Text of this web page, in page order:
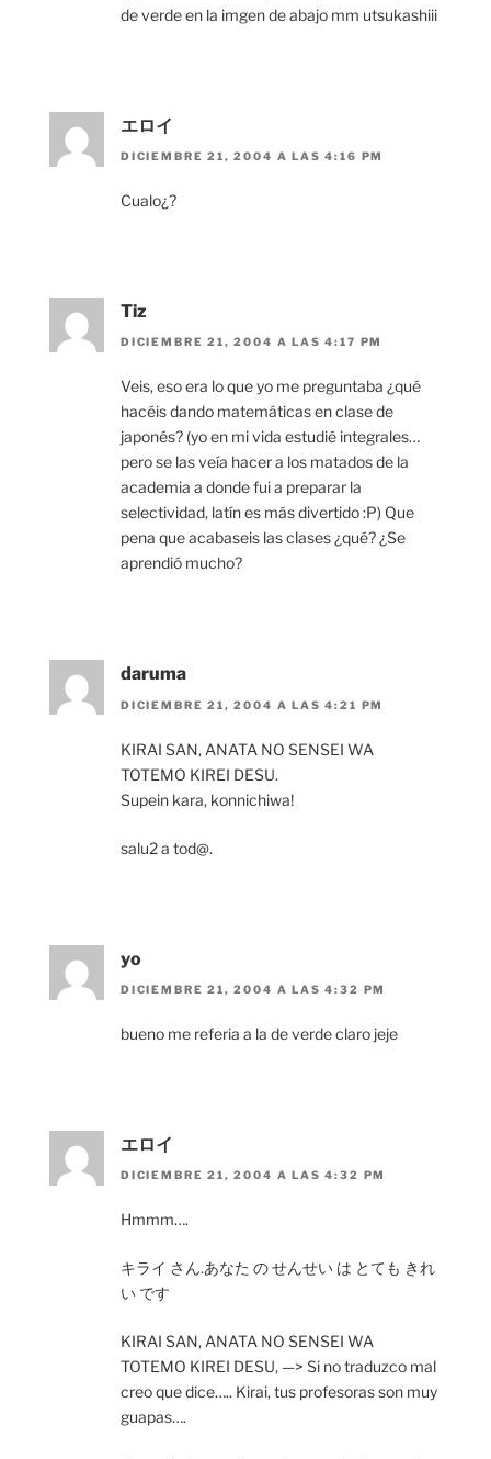
de verde en la imgen de abajo mm utsukashiii
エロイ
DICIEMBRE 21, 2004 A LAS 4:16 PM
Cualo¿?
Tiz
DICIEMBRE 21, 2004 A LAS 4:17 PM
Veis, eso era lo que yo me preguntaba ¿qué
hacéis dando matemáticas en clase de
japonés? (yo en mi vida estudié integrales…
pero se las veía hacer a los matados de la
academia a donde fui a preparar la
selectividad, latín es más divertido :P) Que
pena que acabaseis las clases ¿qué? ¿Se
aprendió mucho?
daruma
DICIEMBRE 21, 2004 A LAS 4:21 PM
KIRAI SAN, ANATA NO SENSEI WA
TOTEMO KIREI DESU.
Supein kara, konnichiwa!
salu2 a tod@.
yo
DICIEMBRE 21, 2004 A LAS 4:32 PM
bueno me referia a la de verde claro jeje
エロイ
DICIEMBRE 21, 2004 A LAS 4:32 PM
Hmmm….
キライ さん.あなた の せんせい は とても きれ
い です
KIRAI SAN, ANATA NO SENSEI WA
TOTEMO KIREI DESU, —> Si no traduzco mal
creo que dice….. Kirai, tus profesoras son muy
guapas….